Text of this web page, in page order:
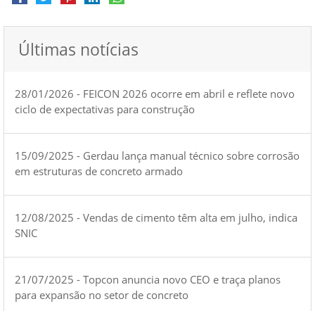
Últimas notícias
28/01/2026 - FEICON 2026 ocorre em abril e reflete novo
ciclo de expectativas para construção
15/09/2025 - Gerdau lança manual técnico sobre corrosão
em estruturas de concreto armado
12/08/2025 - Vendas de cimento têm alta em julho, indica
SNIC
21/07/2025 - Topcon anuncia novo CEO e traça planos
para expansão no setor de concreto